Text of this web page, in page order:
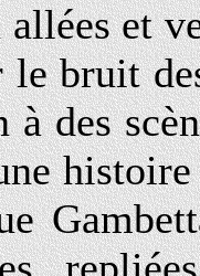
allées et
bruit
des